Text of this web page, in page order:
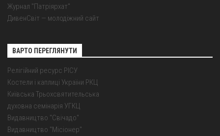
Журнал "Патріярхат"
ДивенСвіт — молодіжний сайт
ВАРТО ПЕРЕГЛЯНУТИ
Релігійний ресурс РІСУ
Костели і каплиці України РКЦ
Київська Трьохсвятительська
духовна семінарія УГКЦ
Видавництво "Свічадо"
Видавництво "Місіонер"